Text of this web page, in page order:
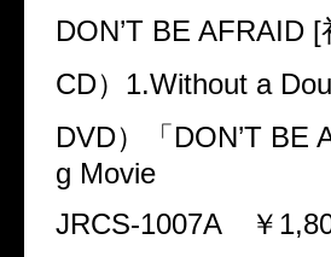
DON’T BE AFRAID [
CD） 1.Without a
DVD）「 DON’T BE
g Movie
JRCS-1007A￥ 1,